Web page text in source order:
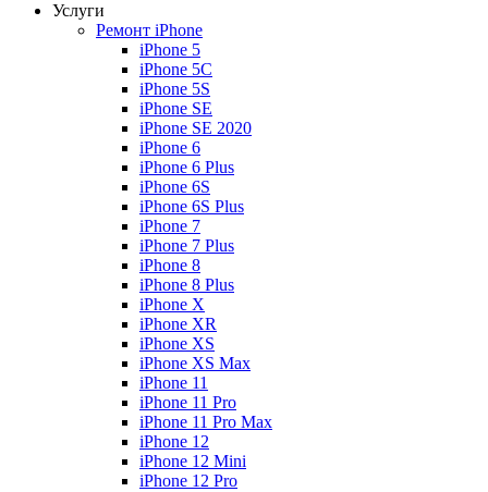
Услуги
Ремонт iPhone
iPhone 5
iPhone 5C
iPhone 5S
iPhone SE
iPhone SE 2020
iPhone 6
iPhone 6 Plus
iPhone 6S
iPhone 6S Plus
iPhone 7
iPhone 7 Plus
iPhone 8
iPhone 8 Plus
iPhone X
iPhone XR
iPhone XS
iPhone XS Max
iPhone 11
iPhone 11 Pro
iPhone 11 Pro Max
iPhone 12
iPhone 12 Mini
iPhone 12 Pro